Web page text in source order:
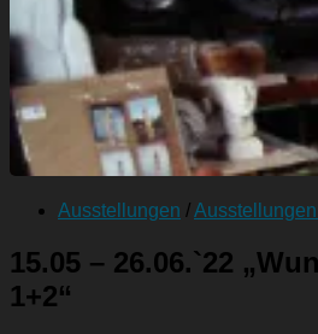
Ausstellungen /
15.05 – 26.06.`22
1+2“